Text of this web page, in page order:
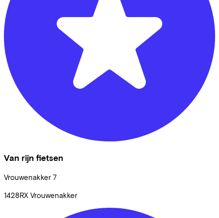
Van rijn fietsen
Vrouwenakker 7
1428RX Vrouwenakker